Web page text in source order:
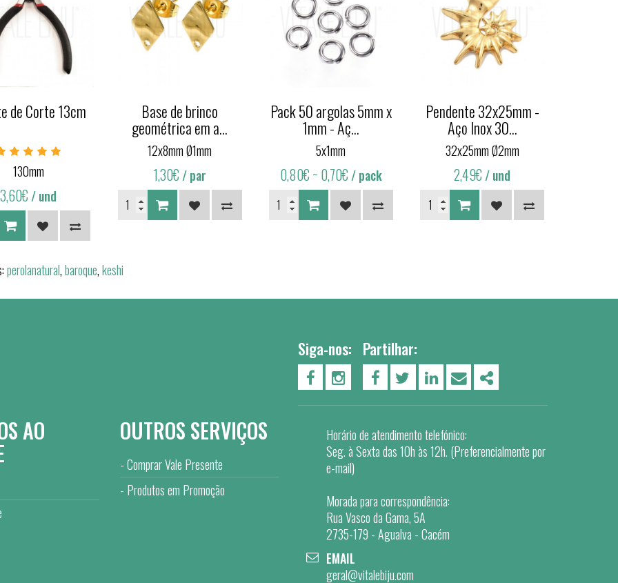
de Corte 13cm
130mm
3,60€/ und
Base de brinco
geométrica em a...
12x8mm Ø1mm
1,30€/ par
Pack 50 argolas 5mm x
1mm - Aç...
5x1mm
0,80€~ 0,70€/ pack
Pendente 32x25mm -
Aço Inox 30...
32x25mm Ø2mm
2,49€/ und
perolanatural,baroque,keshi
AO OUTROS SERVIÇOS
Comprar Vale Presente
Produtos em Promoção
Siga-nos:
PÁGINA DO FACEBOOK
PÁGINA DO INSTAGRAM
Partilhar:
FACEBOOKTWITTERLINKEDIN
EMAIL
Horário de atendimento telefónico:
Seg. à Sexta das 10h às 12h. (Preferencialmente por
e-mail)
Morada para correspondência:
Rua Vasco da Gama, 5A
2735-179 - Agualva - Cacém
EMAIL
geral@vitalebiju.com